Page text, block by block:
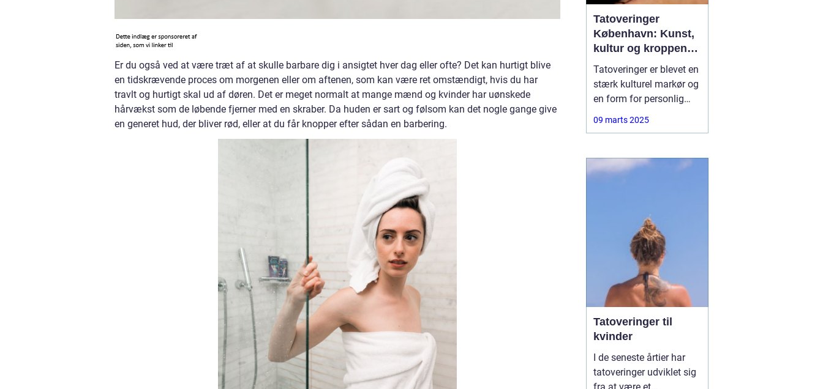
Er du også ved at være træt af at skulle barbare dig i ansigtet hver dag eller ofte? Det kan hurtigt blive
en tidskrævende proces om morgenen eller om aftenen, som kan være ret omstændigt, hvis du har
travlt og hurtigt skal ud af døren. Det er meget normalt at mange mænd og kvinder har uønskede
hårvækst som de løbende fjerner med en skraber. Da huden er sart og følsom kan det nogle gange give
en generet hud, der bliver rød, eller at du får knopper efter sådan en barbering.
Tatoveringer
København: Kunst,
kultur og kroppens
lærred
Tatoveringer er blevet en
stærk kulturel markør og
en form for personlig
Danmark, København,
finder man et
09 marts 2025
Tatoveringer til
kvinder
I de seneste årtier har
tatoveringer udviklet sig